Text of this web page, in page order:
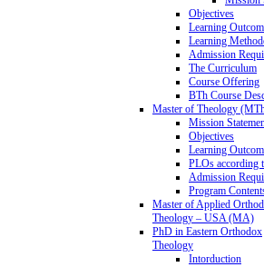
Objectives
Learning
Learning
Admission
The Curriculum
Course Offering
BTh Course
Master of Theology
Mission
Objectives
Learning
PLOs according
Admission
Program
Master of Applied
Theology – USA (MA)
PhD in Eastern Orthodox
Theology
Intorduction